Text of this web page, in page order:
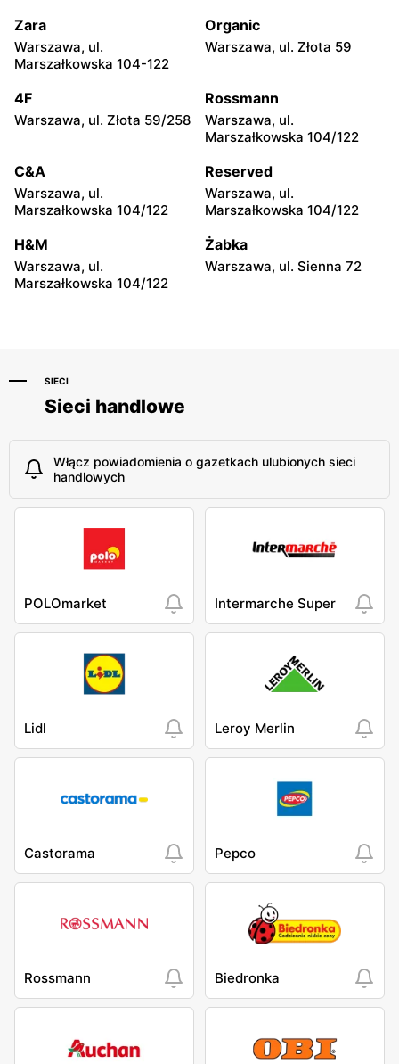
Górki, ul. Górki 71
Gumniska, ul. Gumniska
157C
Iwierzyce, ul. Iwierzyce
152A
Tczew, ul. Franciszka Żwirki
61
Hyżne, ul. Hyżne 100 Jarosław, ul. Pełkińska 147
moje sklepy moje sklepy
Zara
Warszawa, ul.
Marszałkowska 104-122
Organic
Warszawa, ul. Złota 59
4F
Warszawa, ul. Złota 59/258
Rossmann
Warszawa, ul.
Marszałkowska 104/122
C&A
Warszawa, ul.
Marszałkowska 104/122
Reserved
Warszawa, ul.
Marszałkowska 104/122
H&M
Warszawa, ul.
Marszałkowska 104/122
Żabka
Warszawa, ul. Sienna 72
SIECI
Sieci handlowe
Włącz powiadomienia o gazetkach ulubionych sieci
handlowych
POLOmarket Intermarche Super
Lidl Leroy Merlin
Castorama Pepco
Rossmann Biedronka